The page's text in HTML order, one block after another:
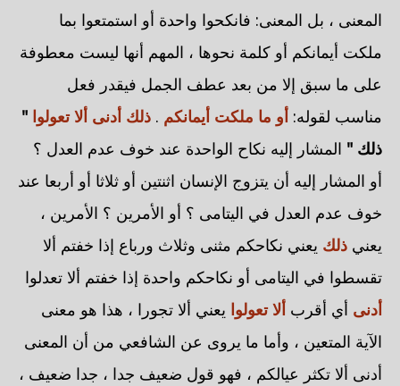
المعنى ، بل المعنى: فانكحوا واحدة أو استمتعوا بما
ملكت أيمانكم أو كلمة نحوها ، المهم أنها ليست معطوفة
على ما سبق إلا من بعد عطف الجمل فيقدر فعل
مناسب لقوله: أو ما ملكت أيمانكم . ذلك أدنى ألا تعولوا "
ذلك " المشار إليه نكاح الواحدة عند خوف عدم العدل ؟
أو المشار إليه أن يتزوج الإنسان اثنتين أو ثلاثا أو أربعا عند
خوف عدم العدل في اليتامى ؟ أو الأمرين ؟ الأمرين ،
يعني ذلك يعني نكاحكم مثنى وثلاث ورباع إذا خفتم ألا
تقسطوا في اليتامى أو نكاحكم واحدة إذا خفتم ألا تعدلوا
أدنى أي أقرب ألا تعولوا يعني ألا تجورا ، هذا هو معنى
الآية المتعين ، وأما ما يروى عن الشافعي من أن المعنى
أدنى ألا تكثر عيالكم ، فهو قول ضعيف جدا ، جدا ضعيف ،